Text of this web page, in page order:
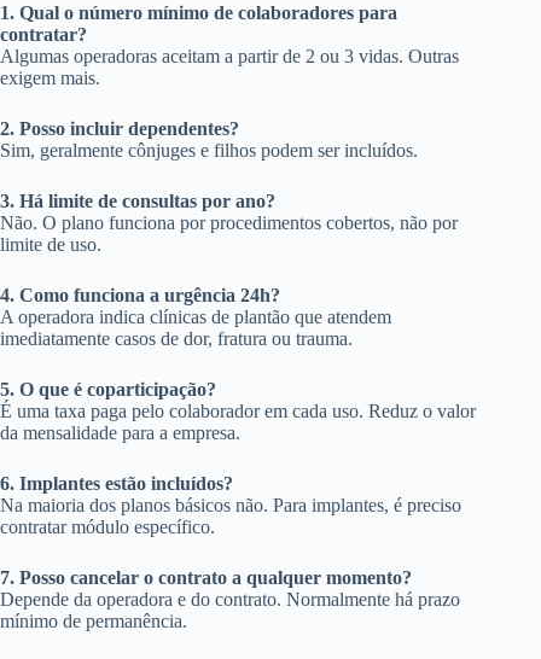
1. Qual o número mínimo de colaboradores para
contratar?
Algumas operadoras aceitam a partir de 2 ou 3 vidas. Outras
exigem mais.
2. Posso incluir dependentes?
Sim, geralmente cônjuges e filhos podem ser incluídos.
3. Há limite de consultas por ano?
Não. O plano funciona por procedimentos cobertos, não por
limite de uso.
4. Como funciona a urgência 24h?
A operadora indica clínicas de plantão que atendem
imediatamente casos de dor, fratura ou trauma.
5. O que é coparticipação?
É uma taxa paga pelo colaborador em cada uso. Reduz o valor
da mensalidade para a empresa.
6. Implantes estão incluídos?
Na maioria dos planos básicos não. Para implantes, é preciso
contratar módulo específico.
7. Posso cancelar o contrato a qualquer momento?
Depende da operadora e do contrato. Normalmente há prazo
mínimo de permanência.